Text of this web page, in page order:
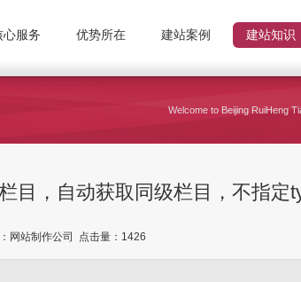
心服务 优势所在 建站案例 建站知识
Welcome to Beijing RuiHeng
目，自动获取同级栏目，不指定
网站制作公司 点击量： 1426